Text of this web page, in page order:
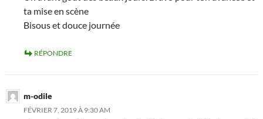
ta mise en scène
Bisous et douce journée
RÉPONDRE
m-odile
FÉVRIER 7, 2019 À 9:30 AM